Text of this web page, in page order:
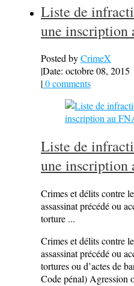
Liste de
une inscription
Posted byCrimeX
|Date: octobre 08, 2015
|0 comments
Liste de
une inscription
Crimes et délits contre
assassinat précédé ou
torture ...
Crimes et délits contre
assassinat précédé ou
tortures ou d’actes de
Code pénal) Agression